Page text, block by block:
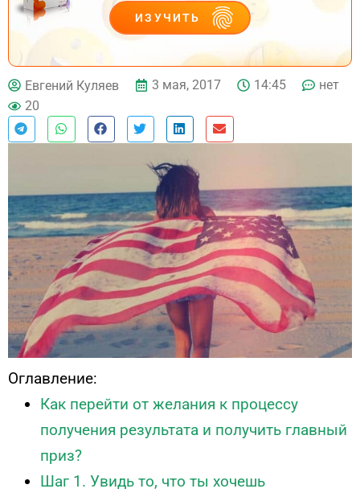
ИЗУЧИТЬ
ДЕЙСТВУЙ
Евгений Куляев 3 мая, 2017 14:45
нет
20
Оглавление:
Как перейти от желания к процессу
получения результата и получить главный
приз?
Шаг 1. Увидь то, что ты хочешь